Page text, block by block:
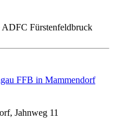
ADFC Fürstenfeldbruck
FFB in Mammendorf
Jahnweg 11